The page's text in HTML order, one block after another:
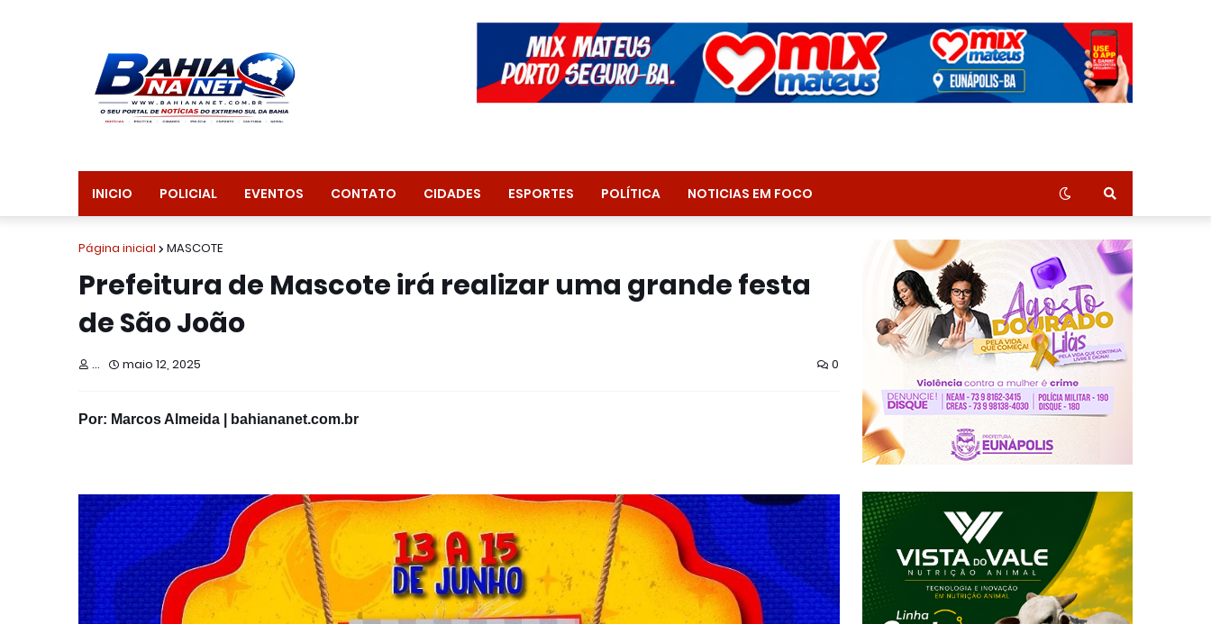
INICIO POLICIAL EVENTOS CONTATO CIDADES ESPORTES POLÍTICA NOTICIAS EM FOCO
Página inicial MASCOTE
Prefeitura de Mascote irá realizar uma grande festa
de São João
... maio 12, 2025 0
Por: Marcos Almeida | bahiananet.com.br